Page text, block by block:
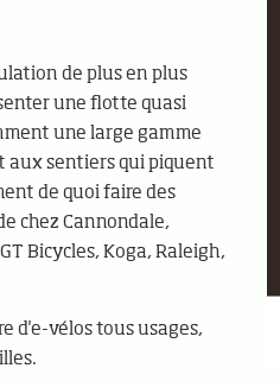
de plus en plus
une flotte quasi
une large gamme
aux sentiers qui piquent
de quoi faire des
chez Cannondale,
Bicycles, Koga, Raleigh,
d'e-vélos tous usages,